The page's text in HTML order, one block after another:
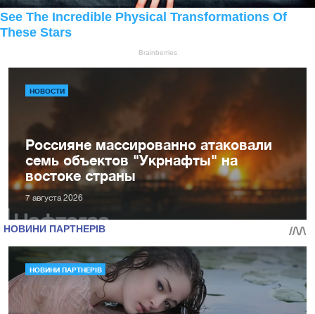
НОВОСТИ
Россияне массированно атаковали
семь объектов "Укрнафты" на
востоке страны
7 августа 2026